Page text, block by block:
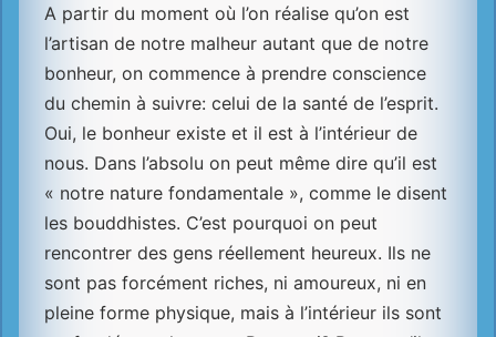
A partir du moment où l’on réalise qu’on est
l’artisan de notre malheur autant que de notre
bonheur, on commence à prendre conscience
du chemin à suivre: celui de la santé de l’esprit.
Oui, le bonheur existe et il est à l’intérieur de
nous. Dans l’absolu on peut même dire qu’il est
« notre nature fondamentale », comme le disent
les bouddhistes. C’est pourquoi on peut
rencontrer des gens réellement heureux. Ils ne
sont pas forcément riches, ni amoureux, ni en
pleine forme physique, mais à l’intérieur ils sont